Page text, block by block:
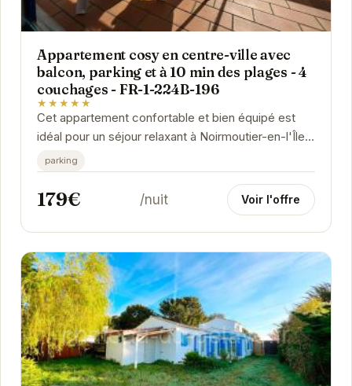
Appartement cosy en centre-ville avec
balcon, parking et à 10 min des plages - 4
couchages - FR-1-224B-196
★★★★★
Cet appartement confortable et bien équipé est
idéal pour un séjour relaxant à Noirmoutier-en-l'Île.
Sa proximité avec les plages et le...
parking
179€ /nuit Voir l'offre